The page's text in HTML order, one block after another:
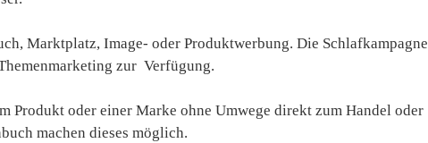
Marktplatz, Image- oder Produktwerbung. Die Schlafkampagne
zur Verfügung.
Produkt oder einer Marke ohne Umwege direkt zum Handel oder
machen dieses möglich.